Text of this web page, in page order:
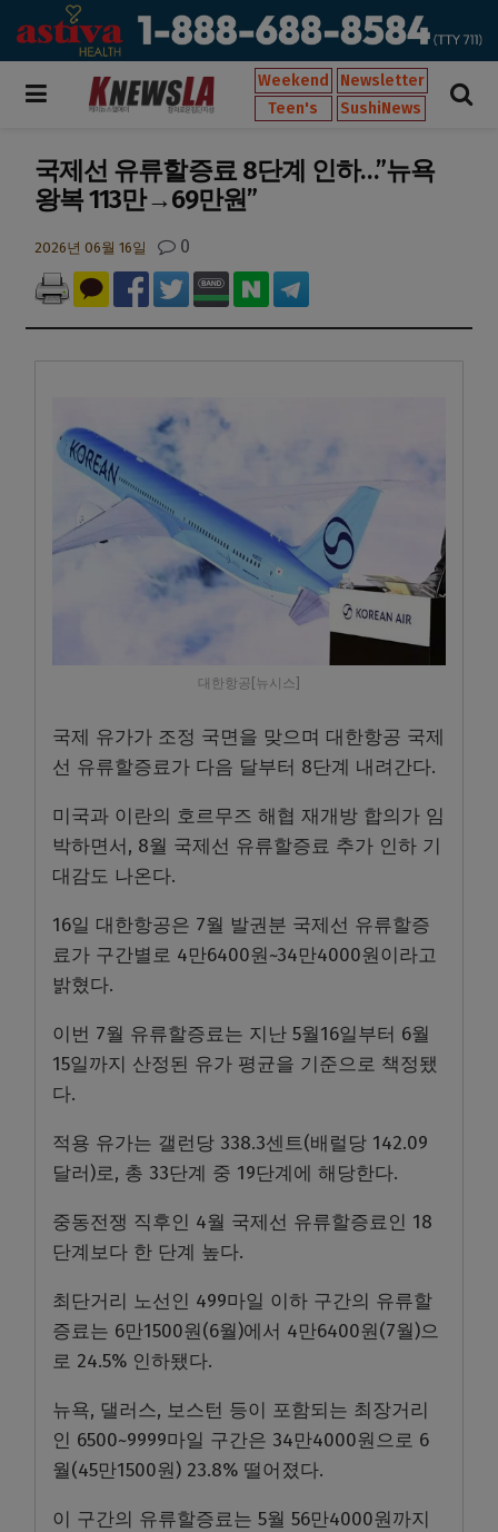
Weekend
Newsletter
Teen's
SushiNews
국제선 유류할증료 8단계 인하…”뉴욕
왕복 113만→69만원”
2026년 06월 16일 0
대한항공[뉴시스]
국제 유가가 조정 국면을 맞으며 대한항공 국제
선 유류할증료가 다음 달부터 8단계 내려간다.
미국과 이란의 호르무즈 해협 재개방 합의가 임
박하면서, 8월 국제선 유류할증료 추가 인하 기
대감도 나온다.
16일 대한항공은 7월 발권분 국제선 유류할증
료가 구간별로 4만6400원~34만4000원이라고
밝혔다.
이번 7월 유류할증료는 지난 5월16일부터 6월
15일까지 산정된 유가 평균을 기준으로 책정됐
다.
적용 유가는 갤런당 338.3센트(배럴당 142.09
달러)로, 총 33단계 중 19단계에 해당한다.
중동전쟁 직후인 4월 국제선 유류할증료인 18
단계보다 한 단계 높다.
최단거리 노선인 499마일 이하 구간의 유류할
증료는 6만1500원(6월)에서 4만6400원(7월)으
로 24.5% 인하됐다.
뉴욕, 댈러스, 보스턴 등이 포함되는 최장거리
인 6500~9999마일 구간은 34만4000원으로 6
월(45만1500원) 23.8% 떨어졌다.
이 구간의 유류할증료는 5월 56만4000원까지